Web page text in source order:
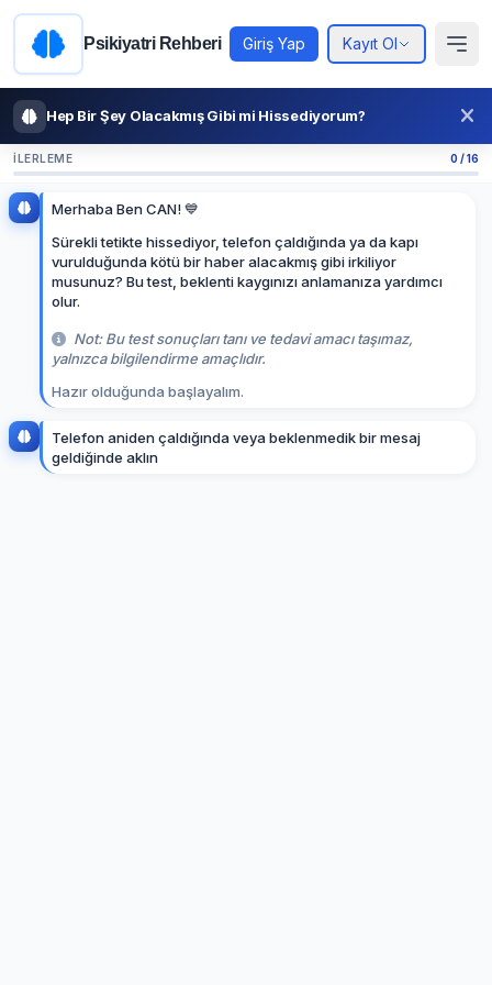
Psikiyatri Rehberi Giriş Yap Kayıt Ol
Hep Bir Şey Olacakmış Gibi mi Hissediyorum?
İLERLEME 0 / 16
Merhaba Ben CAN! 💙
Sürekli tetikte hissediyor, telefon çaldığında ya da kapı
vurulduğunda kötü bir haber alacakmış gibi irkiliyor
musunuz? Bu test, beklenti kaygınızı anlamanıza yardımcı
olur.
Not: Bu test sonuçları tanı ve tedavi amacı taşımaz,
yalnızca bilgilendirme amaçlıdır.
Hazır olduğunda başlayalım.
Telefonanidençaldığındaveyabeklenmedikbirmesaj
geldiğinde aklın